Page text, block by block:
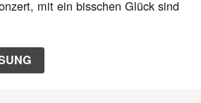
mit ein bisschen Glück sind